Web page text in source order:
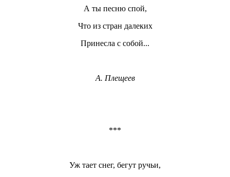
А ты песню спой,
Что из стран далеких
Принесла с собой...
А. Плещеев
***
Уж тает снег, бегут ручьи,